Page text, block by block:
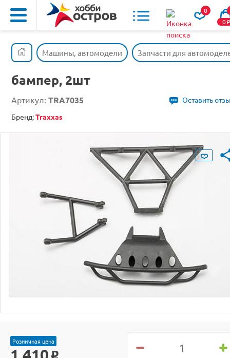
0
0o
Машины, автомодели Запчасти для
бампер, 2шт
Артикул: TRA7035
Оставить
Бренд:Traxxas
Розничная цена
o